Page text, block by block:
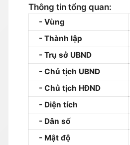
Thông tin tổng quan:
Vùng
Thành lập
Trụ sở UBND
Chủ tịch UBND
Chủ tịch HĐND
Diện tích
Dân số
Mật độ